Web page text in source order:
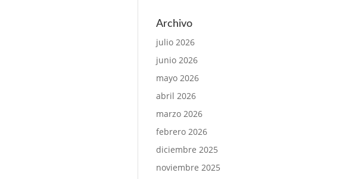
Archivo
julio 2026
junio 2026
mayo 2026
abril 2026
marzo 2026
febrero 2026
diciembre 2025
noviembre 2025